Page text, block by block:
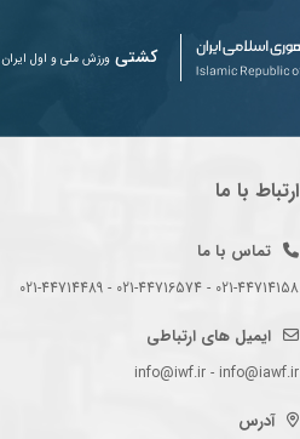
کشتی ورزش ملی و اول ایران
ارتباط با ما
تماس با ما
021-44714158 - 021-44716574 - 021-44714489
ایمیل های ارتباطی
info@iwf.ir - info@iawf.ir
آدرس